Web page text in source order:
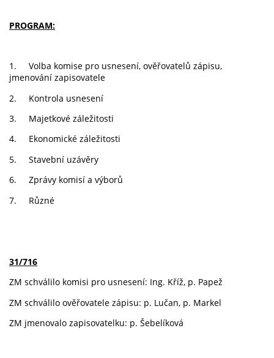
PROGRAM:
1. Volba komise pro usnesení, ověřovatelů zápisu,
jmenování zapisovatele
2. Kontrola usnesení
3. Majetkové záležitosti
4. Ekonomické záležitosti
5. Stavební uzávěry
6. Zprávy komisí a výborů
7. Různé
31/716
ZM schválilo komisi pro usnesení: Ing. Kříž, p. Papež
ZM schválilo ověřovatele zápisu: p. Lučan, p. Markel
ZM jmenovalo zapisovatelku: p. Šebelíková